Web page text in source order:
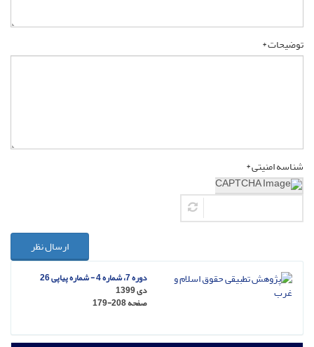
توضیحات *
شناسه امنیتی *
ارسال نظر
دوره 7، شماره 4 - شماره پیاپی 26
دی 1399
صفحه179-208